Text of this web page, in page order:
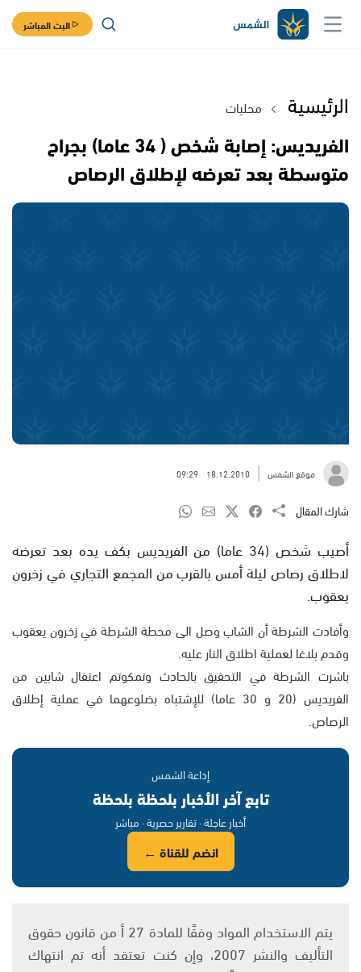
البث المباشر
الرئيسية محليات
الفريديس: إصابة شخص ( 34 عاما) بجراح
متوسطة بعد تعرضه لإطلاق الرصاص
موقع الشمس 18.12.2010
09:29
شارك المقال
أصيب شخص (34 عاما) من الفريديس بكف يده بعد تعرضه
لاطلاق رصاص ليلة أمس بالقرب من المجمع التجاري في زخرون
يعقوب.
وأفادت الشرطة أن الشاب وصل الى محطة الشرطة في زخرون يعقوب
وقدم بلاغا لعملية اطلاق النار عليه.
باشرت الشرطة في التحقيق بالحادث وتمكوتم اعتقال شابين من
الفريديس (20 و 30 عاما) للإشتباه بضلوعهما في عملية إطلاق
الرصاص.
إذاعة الشمس
تابع آخر الأخبار بلحظة بلحظة
أخبار عاجلة · تقارير حصرية · مباشر
انضم للقناة ←
يتم الاستخدام المواد وفقًا للمادة 27 أ من قانون حقوق
التأليف والنشر 2007، وإن كنت تعتقد أنه تم انتهاك